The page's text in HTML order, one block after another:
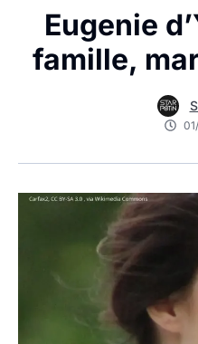
Eugenie
famille,